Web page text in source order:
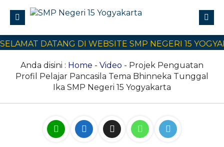
Profile
Civitas Akademika
Program Sekolah
E-Learning
Kontak Kami
DATANG DI WEBSITE SMP NEGERI 15
Anda disini : Home - Video - Projek Penguatan
Profil Pelajar Pancasila Tema Bhinneka Tunggal
Ika SMP Negeri 15 Yogyakarta